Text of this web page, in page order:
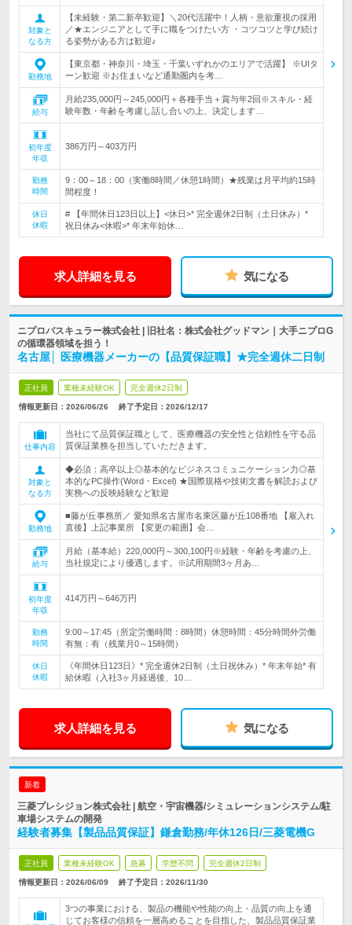
対象と
なる方
【未経験・第二新卒歓迎】＼20代活躍中！人柄・意欲重視の採用
／★エンジニアとして手に職をつけたい方 ・コツコツと学び続け
る姿勢がある方は歓迎♪
勤務地
【東京都・神奈川・埼玉・千葉いずれかのエリアで活躍】 ※UIタ
ーン歓迎 ※お住まいなど通勤圏内を考…
給与
月給235,000円～245,000円＋各種手当＋賞与年2回※スキル・経
験年数・年齢を考慮し話し合いの上、決定します…
初年度
年収
386万円～403万円
勤務
時間
9：00～18：00（実働8時間／休憩1時間）★残業は月平均約15時
間程度！
休日
休暇
# 【年間休日123日以上】<休日>* 完全週休2日制（土日休み）*
祝日休み<休暇>* 年末年始休…
求人詳細を見る 気になる
ニプロバスキュラー株式会社 | 旧社名：株式会社グッドマン｜大手ニプロG
の循環器領域を担う！
名古屋│ 医療機器メーカーの【品質保証職】★完全週休二日制
正社員 業種未経験OK 完全週休2日制
情報更新日：2026/06/26 終了予定日： 2026/12/17
仕事内容
当社にて品質保証職として、医療機器の安全性と信頼性を守る品
質保証業務を担当していただきます。
対象と
なる方
◆必須：高卒以上◎基本的なビジネスコミュニケーション力◎基
本的なPC操作(Word・Excel) ★国際規格や技術文書を解読および
実務への反映経験など歓迎
勤務地
■藤が丘事務所／ 愛知県名古屋市名東区藤が丘108番地 【雇入れ
直後】上記事業所 【変更の範囲】会…
給与
月給（基本給）220,000円～300,100円※経験・年齢を考慮の上、
当社規定により優遇します。※試用期間3ヶ月あ…
初年度
年収
414万円～646万円
勤務
時間
9:00～17:45（所定労働時間：8時間）休憩時間：45分時間外労働
有無：有（残業月0～15時間）
休日
休暇
《年間休日123日》* 完全週休2日制（土日祝休み）* 年末年始* 有
給休暇（入社3ヶ月経過後、10…
求人詳細を見る 気になる
新着
三菱プレシジョン株式会社 | 航空・宇宙機器/シミュレーションシステム/駐
車場システムの開発
経験者募集【製品品質保証】鎌倉勤務/年休126日/三菱電機G
正社員 業種未経験OK 急募 学歴不問 完全週休2日制
情報更新日：2026/06/09 終了予定日： 2026/11/30
3つの事業における、製品の機能や性能の向上・品質の向上を通
じてお客様の信頼を一層高めることを目指した、製品品質保証業